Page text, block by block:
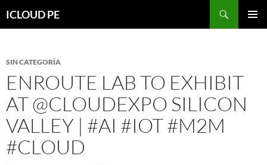
hacia
ICLOUD PE
SIN CATEGORÍA
ENROUTE LAB TO EXHIBIT
AT @CLOUDEXPO SILICON
VALLEY | #AI #IOT #M2M
#CLOUD